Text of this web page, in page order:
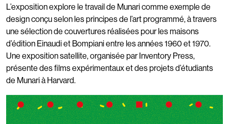
L’exposition explore le travail de Munari comme exemple de
design conçu selon les principes de l’art programmé, à travers
une sélection de couvertures réalisées pour les maisons
d’édition Einaudi et Bompiani entre les années 1960 et 1970.
Une exposition satellite, organisée par Inventory Press,
présente des films expérimentaux et des projets d’étudiants
de Munari à Harvard.